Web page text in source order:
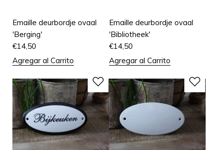
Emaille deurbordje ovaal
'Berging'
€14,50
Agregar al Carrito
Emaille deurbordje ovaal
'Bibliotheek'
€14,50
Agregar al Carrito